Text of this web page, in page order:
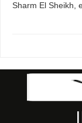
Sharm El Sheikh,